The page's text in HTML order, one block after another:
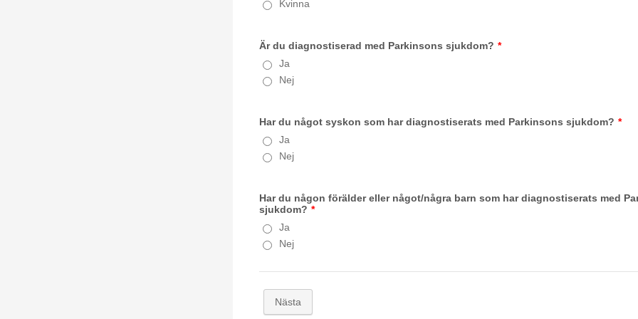
Kvinna
Är du diagnostiserad med Parkinsons sjukdom? *
Ja
Nej
Har du något syskon som har diagnostiserats med Parkinsons sjukdom? *
Ja
Nej
Har du någon förälder eller något/några barn som har diagnostiserats med
sjukdom? *
Ja
Nej
Nästa